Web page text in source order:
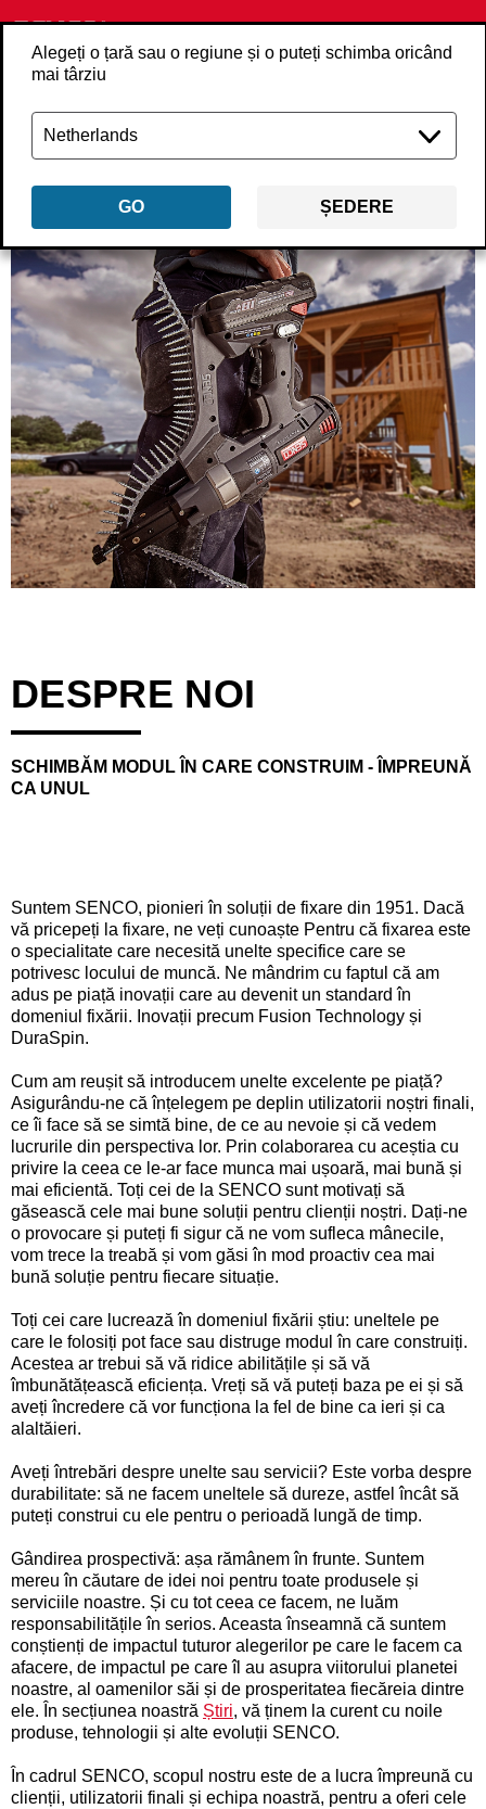
Alegeți o țară sau o regiune și o puteți schimba oricând
mai târziu
GO ȘEDERE
Înapoi despre-noi
DESPRE NOI
SCHIMBĂM MODUL ÎN CARE CONSTRUIM - ÎMPREUNĂ
CA UNUL
Suntem SENCO, pionieri în soluții de fixare din 1951. Dacă
vă pricepeți la fixare, ne veți cunoaște Pentru că fixarea este
o specialitate care necesită unelte specifice care se
potrivesc locului de muncă. Ne mândrim cu faptul că am
adus pe piață inovații care au devenit un standard în
domeniul fixării. Inovații precum Fusion Technology și
DuraSpin.
Cum am reușit să introducem unelte excelente pe piață?
Asigurându-ne că înțelegem pe deplin utilizatorii noștri finali,
ce îi face să se simtă bine, de ce au nevoie și că vedem
lucrurile din perspectiva lor. Prin colaborarea cu aceștia cu
privire la ceea ce le-ar face munca mai ușoară, mai bună și
mai eficientă. Toți cei de la SENCO sunt motivați să
găsească cele mai bune soluții pentru clienții noștri. Dați-ne
o provocare și puteți fi sigur că ne vom sufleca mânecile,
vom trece la treabă și vom găsi în mod proactiv cea mai
bună soluție pentru fiecare situație.
Toți cei care lucrează în domeniul fixării știu: uneltele pe
care le folosiți pot face sau distruge modul în care construiți.
Acestea ar trebui să vă ridice abilitățile și să vă
îmbunătățească eficiența. Vreți să vă puteți baza pe ei și să
aveți încredere că vor funcționa la fel de bine ca ieri și ca
alaltăieri.
Aveți întrebări despre unelte sau servicii? Este vorba despre
durabilitate: să ne facem uneltele să dureze, astfel încât să
puteți construi cu ele pentru o perioadă lungă de timp.
Gândirea prospectivă: așa rămânem în frunte. Suntem
mereu în căutare de idei noi pentru toate produsele și
serviciile noastre. Și cu tot ceea ce facem, ne luăm
responsabilitățile în serios. Aceasta înseamnă că suntem
conștienți de impactul tuturor alegerilor pe care le facem ca
afacere, de impactul pe care îl au asupra viitorului planetei
noastre, al oamenilor săi și de prosperitatea fiecăreia dintre
ele. În secțiunea noastră Știri, vă ținem la curent cu noile
produse, tehnologii și alte evoluții SENCO.
În cadrul SENCO, scopul nostru este de a lucra împreună cu
clienții, utilizatorii finali și echipa noastră, pentru a oferi cele